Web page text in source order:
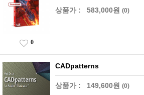
상품가 : 583,000원 (0)
0
CADpatterns
상품가 : 149,600원 (0)